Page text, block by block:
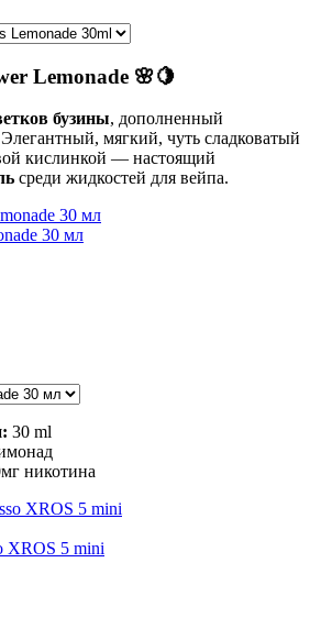
Lemonade 🌸🍋
бузины, дополненный
мягкий, чуть сладковатый
кислинкой — настоящий
среди жидкостей для вейпа.
30 мл
30 ml
никотина
XROS 5 mini